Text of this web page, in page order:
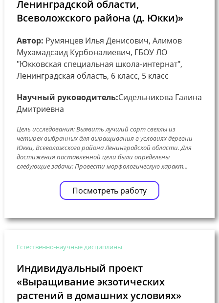
Ленинградской области,
Всеволожского района (д. Юкки)»
Автор: Румянцев Илья Денисович, Алимов
Мухамадсаид Курбоналиевич, ГБОУ ЛО
"Юкковская специальная школа-интернат",
Ленинградская область, 6 класс, 5 класс
Научный руководитель:Сидельникова Галина
Дмитриевна
Цель исследования: Выявить лучший сорт свеклы из
четырех выбранных для выращивания в условиях деревни
Юкки, Всеволожского района Ленинградской области. Для
достижения поставленной цели были определены
следующие задачи: Провести морфологическую характ...
Посмотреть работу
Естественно-научные дисциплины
Индивидуальный проект
«Выращивание экзотических
растений в домашних условиях»